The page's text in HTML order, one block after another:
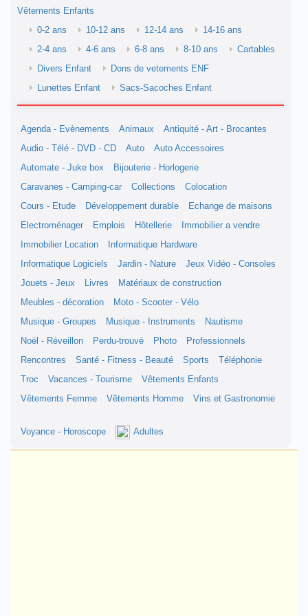
Vêtements Enfants
0-2 ans
10-12 ans 12-14 ans
14-16 ans
2-4 ans
4-6 ans 6-8 ans 8-10 ans
Cartables
Divers Enfant
Dons de vetements ENF
Lunettes Enfant
Sacs-Sacoches Enfant
Agenda - Evènements Animaux
Antiquité - Art - Brocantes
Audio - Télé - DVD - CD
Auto
Auto Accessoires
Automate - Juke box
Bijouterie - Horlogerie
Caravanes - Camping-car
Collections
Colocation
Cours - Etude
Développement durable
Echange de maisons
Electroménager
Emplois Hôtellerie
Immobilier a vendre
Immobilier Location
Informatique Hardware
Informatique Logiciels
Jardin - Nature
Jeux Vidéo - Consoles
Jouets - Jeux
Livres
Matériaux de construction
Meubles - décoration
Moto - Scooter - Vélo
Musique - Groupes
Musique - Instruments
Nautisme
Noël - Réveillon
Perdu-trouvé Photo
Professionnels
Rencontres
Santé - Fitness - Beauté Sports
Téléphonie
Troc
Vacances - Tourisme
Vêtements Enfants
Vêtements Femme
Vêtements Homme Vins et Gastronomie
Voyance - Horoscope Adultes